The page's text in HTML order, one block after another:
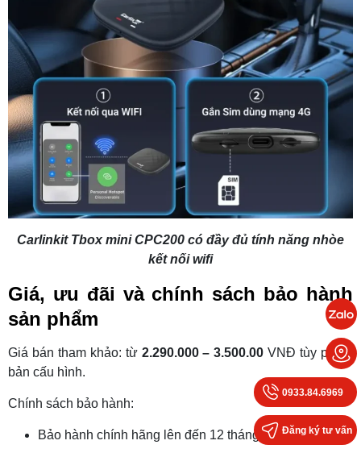
Carlinkit Tbox mini CPC200 có đầy đủ tính năng nhòe
kết nối wifi
Giá, ưu đãi và chính sách bảo hành
sản phẩm
Giá bán tham khảo: từ2.290.000 – 3.500.00VNĐ tùy phiên
bản cấu hình.
Chính sách bảo hành:
Bảo hành chính hãng lên đến 12 tháng kể từ ngày mua
0933.84.6969
Đăng ký tư vấn